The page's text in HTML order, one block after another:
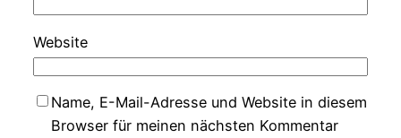
Website
Name, E-Mail-Adresse und Website in diesem
Browser für meinen nächsten Kommentar